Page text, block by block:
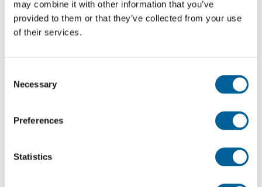
may combine it with other information that you’ve
provided to them or that they’ve collected from your use
of their services.
Selection
Necessary
Preferences
Statistics
DE 4104
This is my flight